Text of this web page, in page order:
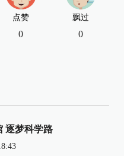
点赞
0
飘过
0
逐梦科学路